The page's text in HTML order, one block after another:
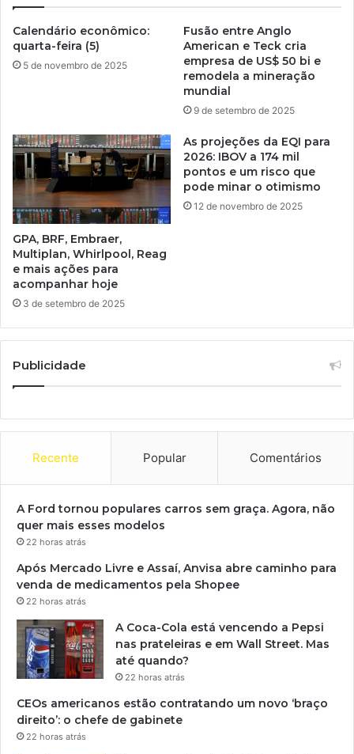
Calendário econômico:
quarta-feira (5)
5 de novembro de 2025
Fusão entre Anglo
American e Teck cria
empresa de US$ 50 bi e
remodela a mineração
mundial
9 de setembro de 2025
GPA, BRF, Embraer,
Multiplan, Whirlpool, Reag
e mais ações para
acompanhar hoje
3 de setembro de 2025
As projeções da EQI para
2026: IBOV a 174 mil
pontos e um risco que
pode minar o otimismo
12 de novembro de 2025
Publicidade
Recente Popular Comentários
A Ford tornou populares carros sem graça. Agora, não
quer mais esses modelos
22 horas atrás
Após Mercado Livre e Assaí, Anvisa abre caminho para
venda de medicamentos pela Shopee
22 horas atrás
A Coca-Cola está vencendo a Pepsi
nas prateleiras e em Wall Street. Mas
até quando?
22 horas atrás
CEOs americanos estão contratando um novo ‘braço
direito’: o chefe de gabinete
22 horas atrás